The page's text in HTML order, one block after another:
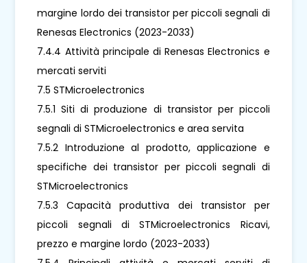
margine lordo dei transistor per piccoli segnali di
Renesas Electronics (2023-2033)
7.4.4 Attività principale di Renesas Electronics e
mercati serviti
7.5 STMicroelectronics
7.5.1 Siti di produzione di transistor per piccoli
segnali di STMicroelectronics e area servita
7.5.2 Introduzione al prodotto, applicazione e
specifiche dei transistor per piccoli segnali di
STMicroelectronics
7.5.3 Capacità produttiva dei transistor per
piccoli segnali di STMicroelectronics Ricavi,
prezzo e margine lordo (2023-2033)